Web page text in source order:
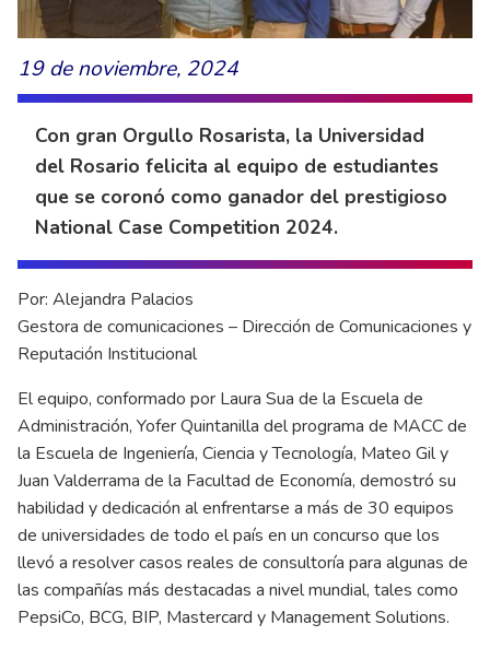
19 de noviembre, 2024
Con gran Orgullo Rosarista, la Universidad
del Rosario felicita al equipo de estudiantes
que se coronó como ganador del prestigioso
National Case Competition 2024.
Por: Alejandra Palacios
Gestora de comunicaciones – Dirección de Comunicaciones y
Reputación Institucional
El equipo, conformado por Laura Sua de la Escuela de
Administración, Yofer Quintanilla del programa de MACC de
la Escuela de Ingeniería, Ciencia y Tecnología, Mateo Gil y
Juan Valderrama de la Facultad de Economía, demostró su
habilidad y dedicación al enfrentarse a más de 30 equipos
de universidades de todo el país en un concurso que los
llevó a resolver casos reales de consultoría para algunas de
las compañías más destacadas a nivel mundial, tales como
PepsiCo, BCG, BIP, Mastercard y Management Solutions.